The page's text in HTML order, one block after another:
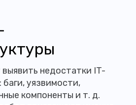
недостатки IT-
уязвимости,
компоненты и т. д.